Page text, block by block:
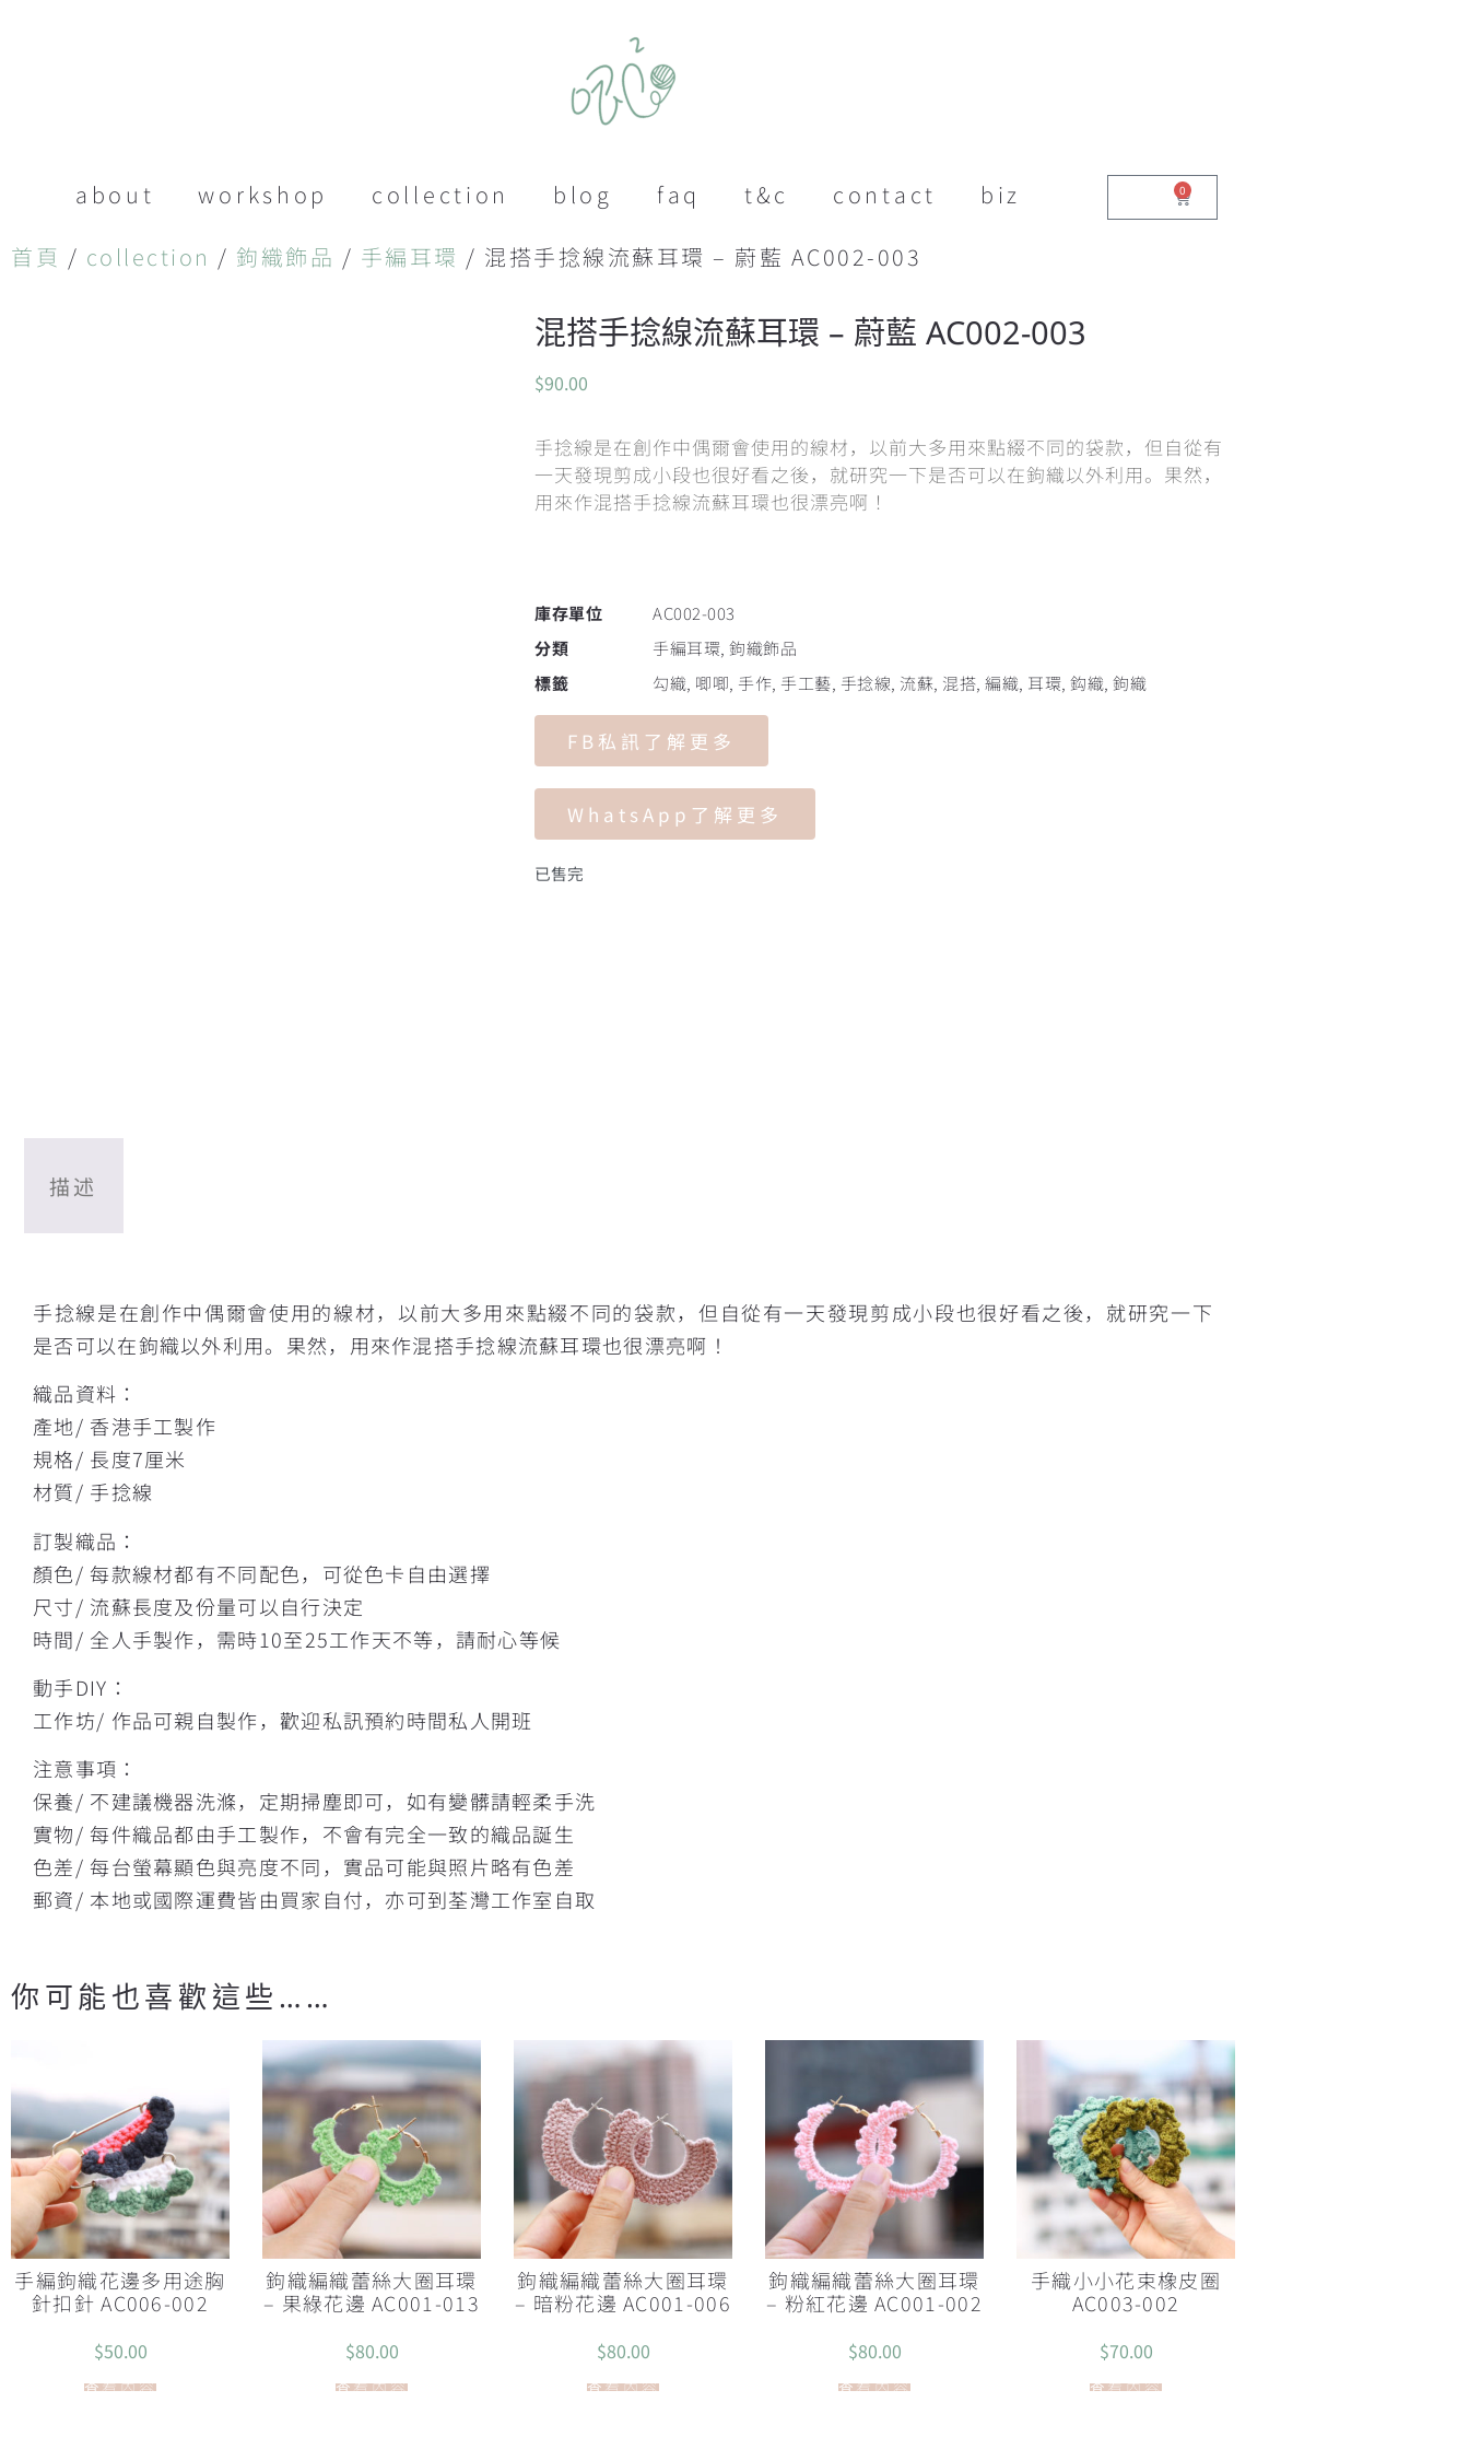
about workshop collection blog faq t&c contact biz 0
首頁 / collection / 鉤織飾品 / 手編耳環 / 混搭手捻線流蘇耳環 – 蔚藍 AC002-003
混搭手捻線流蘇耳環 – 蔚藍 AC002-003
$90.00
手捻線是在創作中偶爾會使用的線材，以前大多用來點綴不同的袋款，但自從有
一天發現剪成小段也很好看之後，就研究一下是否可以在鉤織以外利用。果然，
用來作混搭手捻線流蘇耳環也很漂亮啊！
庫存單位
AC002-003
分類
手編耳環, 鉤織飾品
標籤
勾織, 唧唧, 手作, 手工藝, 手捻線, 流蘇, 混搭, 編織, 耳環, 鈎織, 鉤織
FB私訊了解更多
WhatsApp了解更多
已售完
描述
手捻線是在創作中偶爾會使用的線材，以前大多用來點綴不同的袋款，但自從有一天發現剪成小段也很好看之後，就研究一下
是否可以在鉤織以外利用。果然，用來作混搭手捻線流蘇耳環也很漂亮啊！
織品資料：
產地/ 香港手工製作
規格/ 長度7厘米
材質/ 手捻線
訂製織品：
顏色/ 每款線材都有不同配色，可從色卡自由選擇
尺寸/ 流蘇長度及份量可以自行決定
時間/ 全人手製作，需時10至25工作天不等，請耐心等候
動手DIY：
工作坊/ 作品可親自製作，歡迎私訊預約時間私人開班
注意事項：
保養/ 不建議機器洗滌，定期掃塵即可，如有變髒請輕柔手洗
實物/ 每件織品都由手工製作，不會有完全一致的織品誕生
色差/ 每台螢幕顯色與亮度不同，實品可能與照片略有色差
郵資/ 本地或國際運費皆由買家自付，亦可到荃灣工作室自取
你可能也喜歡這些……
手編鉤織花邊多用途胸
針扣針 AC006-002
$50.00
查看內容
鉤織編織蕾絲大圈耳環
– 果綠花邊 AC001-013
$80.00
查看內容
鉤織編織蕾絲大圈耳環
– 暗粉花邊 AC001-006
$80.00
查看內容
鉤織編織蕾絲大圈耳環
– 粉紅花邊 AC001-002
$80.00
查看內容
手織小小花束橡皮圈
AC003-002
$70.00
查看內容